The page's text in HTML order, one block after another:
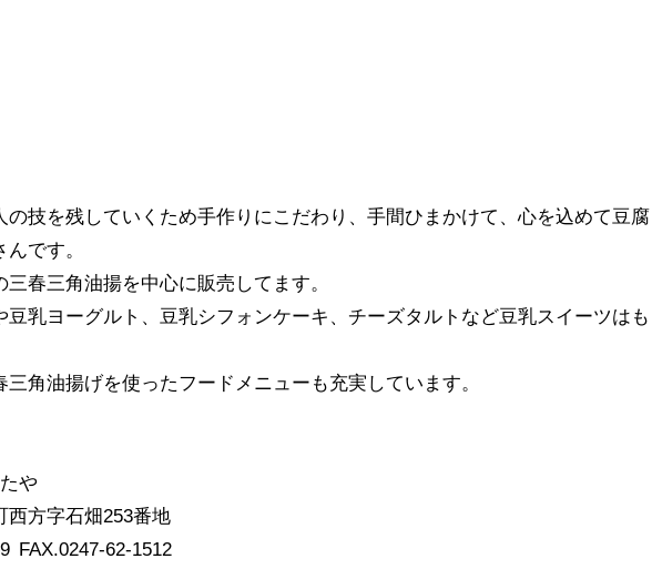
の技を残していくため手作りにこだわり、手間ひまかけて、心を込めて豆腐
です。
春三角油揚を中心に販売してます。
豆乳ヨーグルト、豆乳シフォンケーキ、チーズタルトなど豆乳スイーツはも
角油揚げを使ったフードメニューも充実しています。
や
西方字石畑253番地
FAX.0247-62-1512